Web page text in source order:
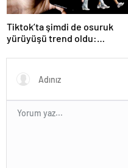
Tiktok’ta şimdi de osuruk
yürüyüşü trend oldu: